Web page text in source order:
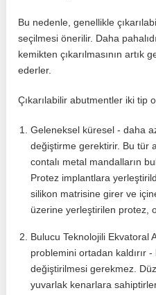
Bu nedenle, genellikle
seçilmesi önerilir. Daha
kemikten çıkarılmasının artık
ederler.
Çıkarılabilir abutmentler iki tip
Geleneksel küresel - daha
değiştirme gerektirir. Bu tür
contalı metal mandalların
Protez implantlara
silikon matrisine girer ve
üzerine yerleştirilen protez,
Bulucu Teknolojili Ekvatoral
problemini ortadan kaldırır
değiştirilmesi gerekmez.
yuvarlak kenarlara